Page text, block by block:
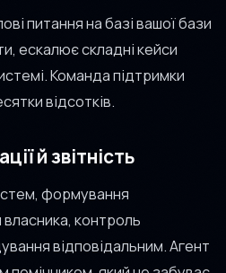
питання на базі вашої бази
ескалює складні кейси
Команда підтримки
відсотків.
й звітність
формування
контроль
відповідальним. Агент